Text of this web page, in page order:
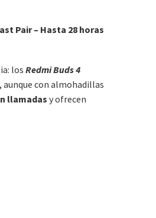
Pair – Hasta 28 horas
los Redmi Buds 4
, aunque con almohadillas
llamadas y ofrecen